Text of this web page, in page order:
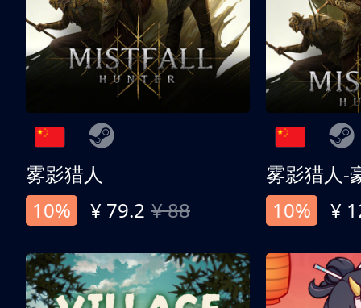
雾影猎人
10%
¥ 79.2 ¥ 88
雾影猎人-
10%
¥